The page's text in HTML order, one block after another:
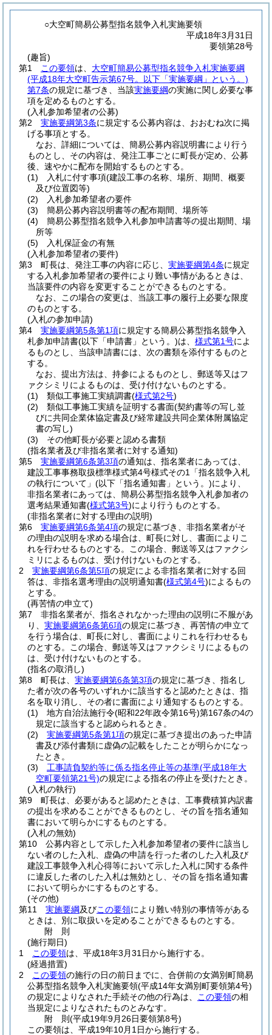
○大空町簡易公募型指名競争入札実施要領
平成18年3月31日
要領第28号
(趣旨)
第1
この要領は、 大空町簡易公募型指名競争入札実施要綱
(平成18年大空町告示第67号。以下「実施要綱」という。)
第7条の規定に基づき、当該実施要綱の実施に関し必要な事
項を定めるものとする。
(入札参加希望者の公募)
第2 実施要綱第3条に規定する公募内容は、おおむね次に掲
げる事項とする。
なお、詳細については、簡易公募内容説明書により行う
ものとし、その内容は、発注工事ごとに町長が定め、公募
後、速やかに配布を開始するものとする。
(1) 入札に付す事項(建設工事の名称、場所、期間、概要
及び位置図等)
(2) 入札参加希望者の要件
(3) 簡易公募内容説明書等の配布期間、場所等
(4) 簡易公募型指名競争入札参加申請書等の提出期間、場
所等
(5) 入札保証金の有無
(入札参加希望者の要件)
第3 町長は、発注工事の内容に応じ、 実施要綱第4条に規定
する入札参加希望者の要件により難い事情があるときは、
当該要件の内容を変更することができるものとする。
なお、この場合の変更は、当該工事の履行上必要な限度
のものとする。
(入札の参加申請)
第4 実施要綱第5条第1項に規定する簡易公募型指名競争入
札参加申請書(以下「申請書」という。)は、 様式第1号によ
るものとし、当該申請書には、次の書類を添付するものと
する。
なお、提出方法は、持参によるものとし、郵送等又はフ
ァクシミリによるものは、受け付けないものとする。
(1) 類似工事施工実績調書(様式第2号)
(2) 類似工事施工実績を証明する書面(契約書等の写し並
びに共同企業体協定書及び経常建設共同企業体附属協定
書の写し)
(3) その他町長が必要と認める書類
(指名業者及び非指名業者に対する通知)
第5 実施要綱第6条第3項の通知は、指名業者にあっては、
建設工事事務取扱標準様式第4号様式その1「指名競争入札
の執行について」 (以下「指名通知書」という。)により、
非指名業者にあっては、簡易公募型指名競争入札参加者の
選考結果通知書(様式第3号)により行うものとする。
(非指名業者に対する理由の説明)
第6 実施要綱第6条第4項の規定に基づき、非指名業者がそ
の理由の説明を求める場合は、町長に対し、書面によりこ
れを行わせるものとする。この場合、郵送等又はファクシ
ミリによるものは、受け付けないものとする。
2 実施要綱第6条第5項の規定による非指名業者に対する回
答は、非指名選考理由の説明通知書(様式第4号)によるもの
とする。
(再苦情の申立て)
第7 非指名業者が、指名されなかった理由の説明に不服があ
り、 実施要綱第6条第6項の規定に基づき、再苦情の申立て
を行う場合は、町長に対し、書面によりこれを行わせるも
のとする。この場合、郵送等又はファクシミリによるもの
は、受け付けないものとする。
(指名の取消し)
第8 町長は、 実施要綱第6条第3項の規定に基づき、指名し
た者が次の各号のいずれかに該当すると認めたときは、指
名を取り消し、その者に書面により通知するものとする。
(1) 地方自治法施行令(昭和22年政令第16号)第167条の4の
規定に該当すると認められるとき。
(2)
実施要綱第5条第1項の規定に基づき提出のあった申請
書及び添付書類に虚偽の記載をしたことが明らかになっ
たとき。
(3)
工事請負契約等に係る指名停止等の基準(平成18年大
空町要領第21号)の規定による指名の停止を受けたとき。
(入札の執行)
第9 町長は、必要があると認めたときは、工事費積算内訳書
の提出を求めることができるものとし、その旨を指名通知
書において明らかにするものとする。
(入札の無効)
第10 公募内容として示した入札参加希望者の要件に該当し
ない者のした入札、虚偽の申請を行った者のした入札及び
建設工事競争入札心得等において示した入札に関する条件
に違反した者のした入札は無効とし、その旨を指名通知書
において明らかにするものとする。
(その他)
第11 実施要綱及びこの要領により難い特別の事情等がある
ときは、別に取扱いを定めることができるものとする。
附 則
(施行期日)
1
この要領は、平成18年3月31日から施行する。
(経過措置)
2
この要領の施行の日の前日までに、合併前の女満別町簡易
公募型指名競争入札実施要領(平成14年女満別町要領第4号)
の規定によりなされた手続その他の行為は、
この要領の相
当規定によりなされたものとみなす。
附 則(平成19年9月26日要領第8号)
この要領は、平成19年10月1日から施行する。